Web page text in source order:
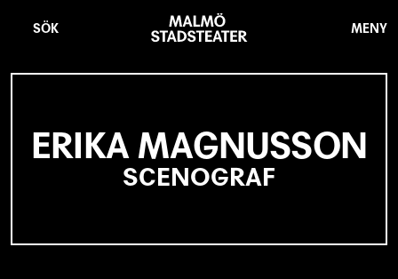
SÖK
Stadsteater
MENY
ERIKA MAGNUSSON
SCENOGRAF